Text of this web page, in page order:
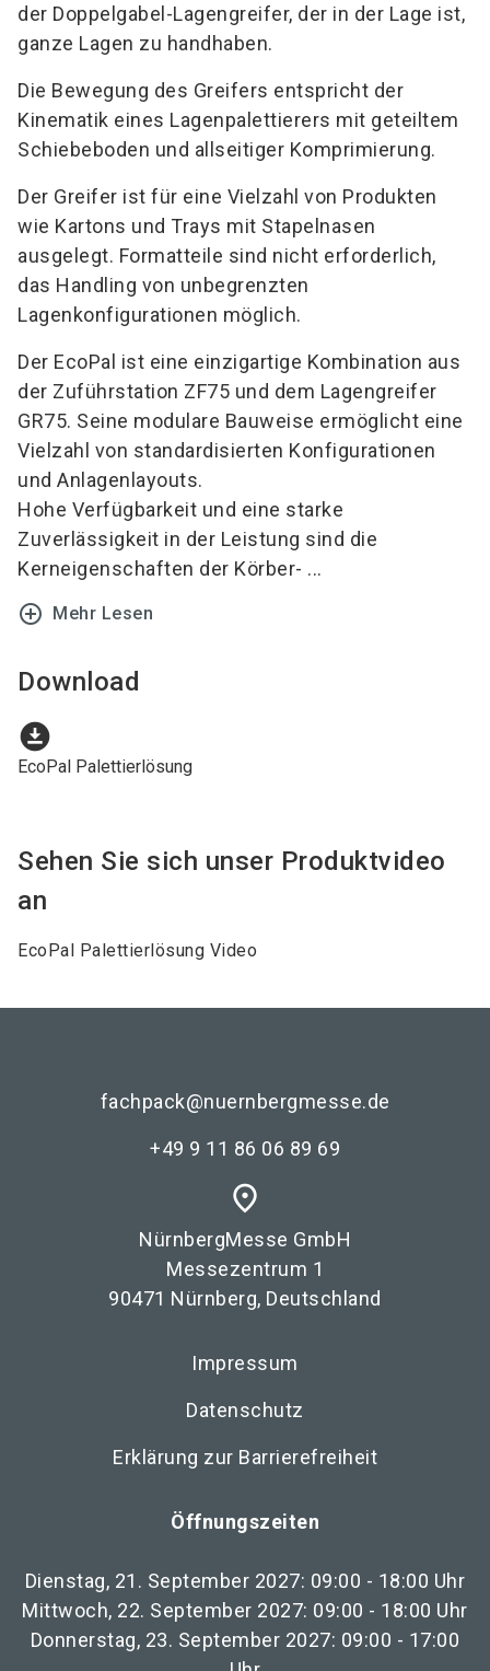
der Doppelgabel-Lagengreifer, der in der Lage ist,
ganze Lagen zu handhaben.
Die Bewegung des Greifers entspricht der
Kinematik eines Lagenpalettierers mit geteiltem
Schiebeboden und allseitiger Komprimierung.
Der Greifer ist für eine Vielzahl von Produkten
wie Kartons und Trays mit Stapelnasen
ausgelegt. Formatteile sind nicht erforderlich,
das Handling von unbegrenzten
Lagenkonfigurationen möglich.
Der EcoPal ist eine einzigartige Kombination aus
der Zuführstation ZF75 und dem Lagengreifer
GR75. Seine modulare Bauweise ermöglicht eine
Vielzahl von standardisierten Konfigurationen
und Anlagenlayouts.
Hohe Verfügbarkeit und eine starke
Zuverlässigkeit in der Leistung sind die
Kerneigenschaften der Körber- ...
add_circle_outline Mehr Lesen
Download
download_for_offline
EcoPal Palettierlösung
Sehen Sie sich unser Produktvideo
an
EcoPal Palettierlösung Video
fachpack@nuernbergmesse.de
+49 9 11 86 06 89 69
place
NürnbergMesse GmbH
Messezentrum 1
90471 Nürnberg, Deutschland
Impressum
Datenschutz
Erklärung zur Barrierefreiheit
Öffnungszeiten
Dienstag, 21. September 2027: 09:00 - 18:00 Uhr
Mittwoch, 22. September 2027: 09:00 - 18:00 Uhr
Donnerstag, 23. September 2027: 09:00 - 17:00